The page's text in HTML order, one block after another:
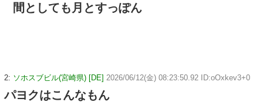
間としても月とすっぽん
2: ソホスブビル(宮崎県) [DE] 2026/06/12(金) 08:23:50.92 ID:oOxkev3+0
パヨクはこんなもん